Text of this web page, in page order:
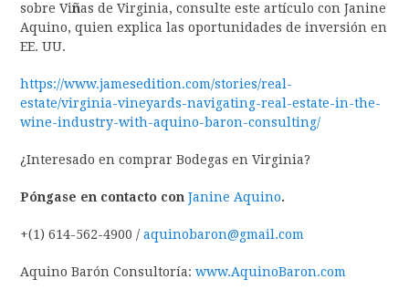
sobre Viñas de Virginia, consulte este artículo con Janine
Aquino, quien explica las oportunidades de inversión en
EE. UU.
https://www.jamesedition.com/stories/real-
estate/virginia-vineyards-navigating-real-estate-in-the-
wine-industry-with-aquino-baron-consulting/
¿Interesado en comprar Bodegas en Virginia?
Póngase en contacto conJanine Aquino.
+(1) 614-562-4900 /aquinobaron@gmail.com
Aquino Barón Consultoría:www.AquinoBaron.com